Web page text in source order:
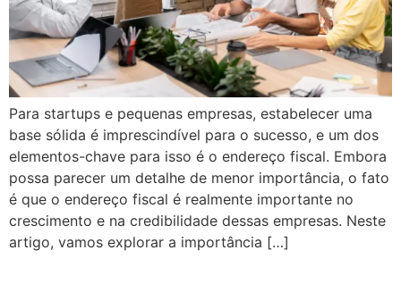
Para startups e pequenas empresas, estabelecer uma
base sólida é imprescindível para o sucesso, e um dos
elementos-chave para isso é o endereço fiscal. Embora
possa parecer um detalhe de menor importância, o fato
é que o endereço fiscal é realmente importante no
crescimento e na credibilidade dessas empresas. Neste
artigo, vamos explorar a importância […]